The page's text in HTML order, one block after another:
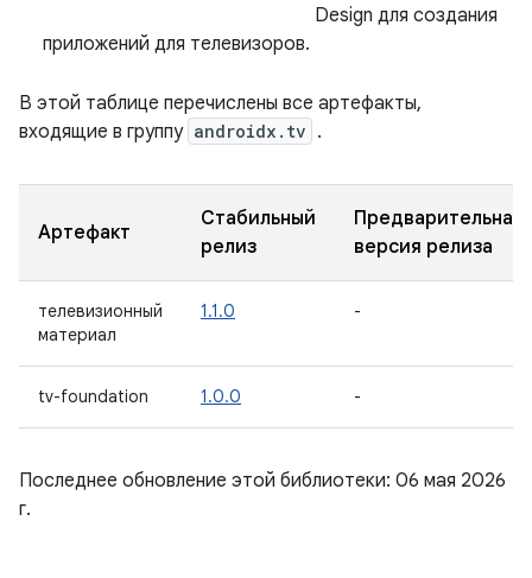
Design для создания
приложений для телевизоров.
В этой таблице перечислены все артефакты,
входящие в группу androidx.tv .
Артефакт
Стабильный
релиз
Предварительная
версия релиза
телевизионный
материал
1.1.0 -
tv-foundation 1.0.0 -
Последнее обновление этой библиотеки: 06 мая 2026
г.